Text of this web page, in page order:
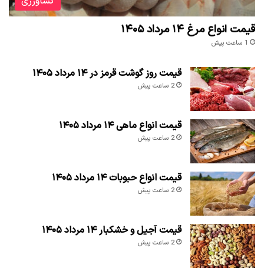
قیمت انواع مرغ ۱۴ مرداد ۱۴۰۵
1 ساعت پیش
قیمت روز گوشت قرمز در ۱۴ مرداد ۱۴۰۵
2 ساعت پیش
قیمت انواع ماهی ۱۴ مرداد ۱۴۰۵
2 ساعت پیش
قیمت انواع حبوبات ۱۴ مرداد ۱۴۰۵
2 ساعت پیش
قیمت آجیل و خشکبار ۱۴ مرداد ۱۴۰۵
2 ساعت پیش